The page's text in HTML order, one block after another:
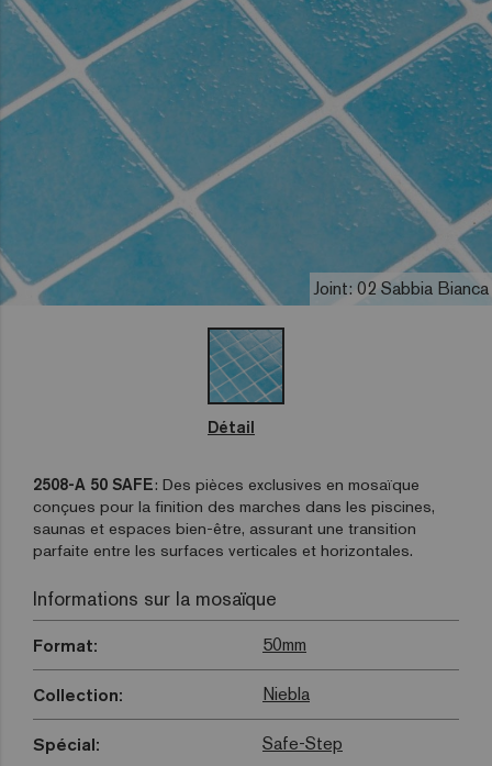
Joint: 02 Sabbia Bianca
Détail
2508-A 50 SAFE: Des pièces exclusives en mosaïque
conçues pour la finition des marches dans les piscines,
saunas et espaces bien-être, assurant une transition
parfaite entre les surfaces verticales et horizontales.
Informations sur la mosaïque
Format: 50mm
Collection: Niebla
Spécial: Safe-Step